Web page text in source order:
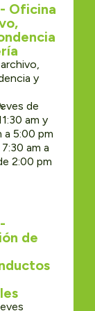
Oficina
y
de
am y
a 5:00 pm
am a
2:00 pm
de